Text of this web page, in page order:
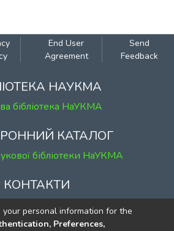
End User
Agreement
Send
Feedback
НАУКМА
бібліотека НаУКМА
КАТАЛОГ
бібліотеки НаУКМА
КОНТАКТИ
Григорія Сковороди, 2
к. 1, к. 120
personal information for the
Preferences,